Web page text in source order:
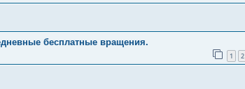
бесплатные вращения.
1 2